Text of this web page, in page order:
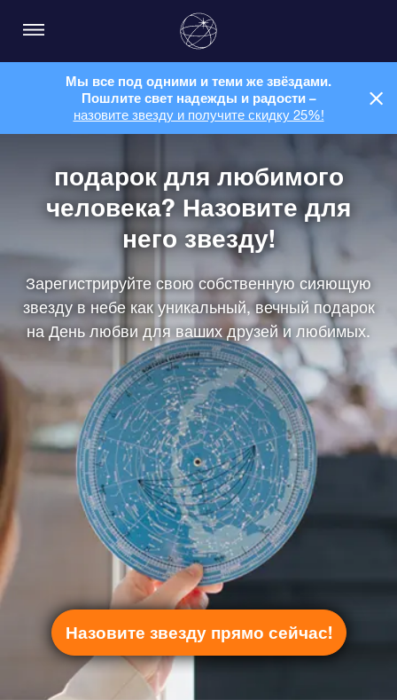
Мы все под одними и теми же звёздами.
Пошлите свет надежды и радости –
назовите звезду и получите скидку 25%!
подарок для любимого
человека? Назовите для
него звезду!
Зарегистрируйте свою собственную сияющую
звезду в небе как уникальный, вечный подарок
на День любви для ваших друзей и любимых.
Назовите звезду прямо сейчас!